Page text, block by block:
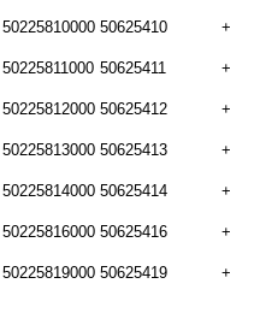
50625410 +
50625411 +
50625412 +
50625413 +
50625414 +
50625416 +
50625419 +